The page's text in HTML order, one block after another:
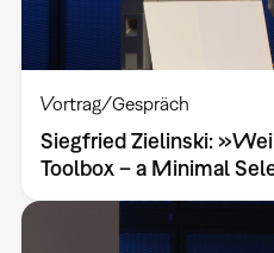
Vortrag/Gespräch
Siegfried Zielinski:
Toolbox – a Minimal